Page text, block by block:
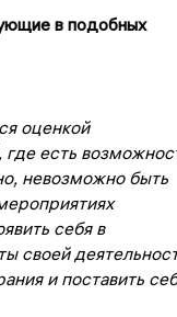
в подобных
оценкой
есть
невозможно быть
себя в
своей
и поставить